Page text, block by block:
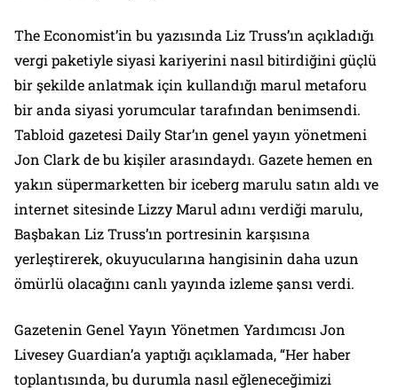
The Economist’in bu yazısında Liz Truss’ın açıkladığı
vergi paketiyle siyasi kariyerini nasıl bitirdiğini güçlü
bir şekilde anlatmak için kullandığı marul metaforu
bir anda siyasi yorumcular tarafından benimsendi.
Tabloid gazetesi Daily Star’ın genel yayın yönetmeni
Jon Clark de bu kişiler arasındaydı. Gazete hemen en
yakın süpermarketten bir iceberg marulu satın aldı ve
internet sitesinde Lizzy Marul adını verdiği marulu,
Başbakan Liz Truss’ın portresinin karşısına
yerleştirerek, okuyucularına hangisinin daha uzun
ömürlü olacağını canlı yayında izleme şansı verdi.
Gazetenin Genel Yayın Yönetmen Yardımcısı Jon
Livesey Guardian’a yaptığı açıklamada, “Her haber
toplantısında, bu durumla nasıl eğleneceğimizi